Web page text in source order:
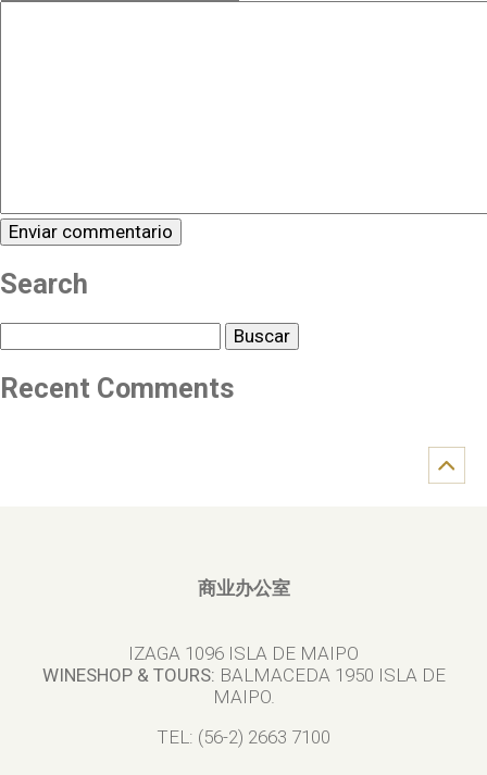
Search
Recent Comments
商业办公室
IZAGA 1096 ISLA DE MAIPO
WINESHOP & TOURS: BALMACEDA 1950 ISLA DE
MAIPO.
TEL: (56-2) 2663 7100